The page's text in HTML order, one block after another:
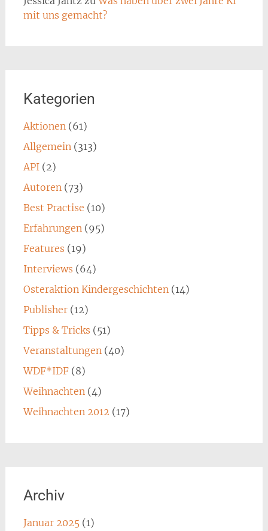
mit uns gemacht?
Kategorien
Aktionen (61)
Allgemein (313)
API(2)
Autoren (73)
Best Practise (10)
Erfahrungen (95)
Features (19)
Interviews (64)
Osteraktion Kindergeschichten (14)
Publisher(12)
Tipps & Tricks (51)
Veranstaltungen (40)
WDF*IDF(8)
Weihnachten (4)
Weihnachten 2012 (17)
Archiv
Januar 2025(1)